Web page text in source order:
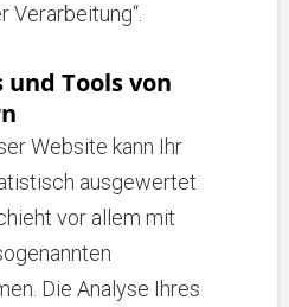
Verarbeitung“.
und Tools von
Website kann Ihr
ausgewertet
vor allem mit
Die Analyse Ihres